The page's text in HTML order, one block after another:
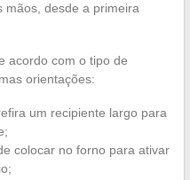
mãos, desde a primeira
acordo com o tipo de
orientações:
um recipiente largo para
colocar no forno para ativar